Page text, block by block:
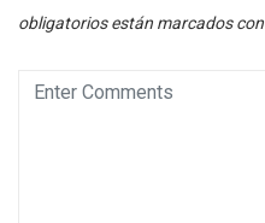
obligatorios están marcados con